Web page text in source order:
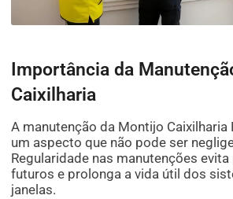
Importância da
Caixilharia
A manutenção da Montijo Caixilharia
um aspecto que não pode ser
Regularidade nas manutenções
futuros e prolonga a vida útil dos
janelas.